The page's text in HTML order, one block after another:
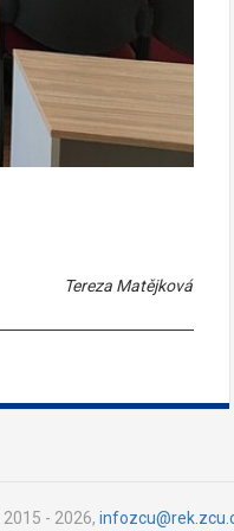
Tereza Matějková
- 2026,